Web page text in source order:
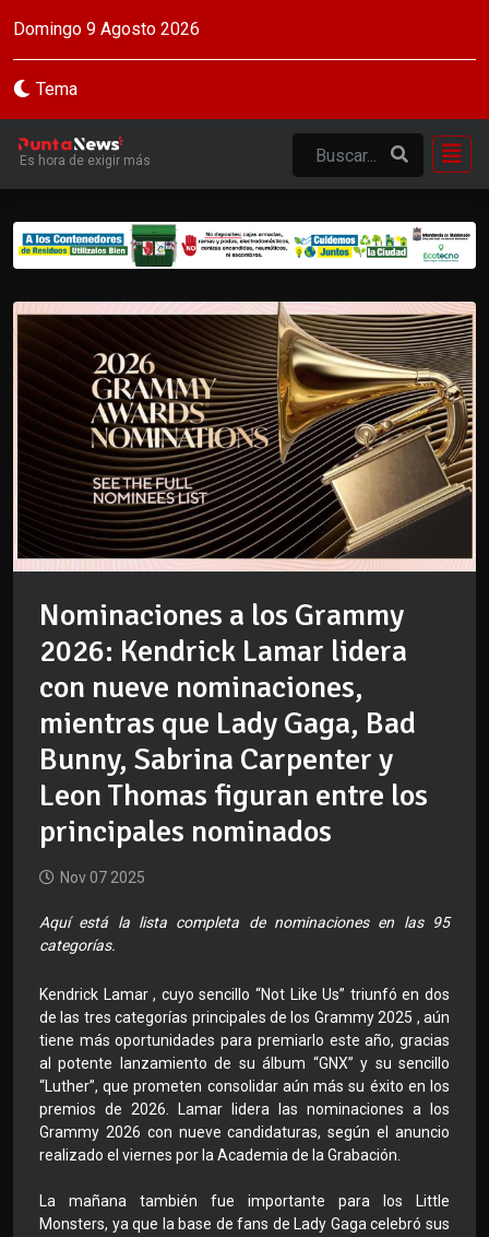
Domingo 9 Agosto 2026
Tema
Es hora de exigir más
Nominaciones a los Grammy
2026: Kendrick Lamar lidera
con nueve nominaciones,
mientras que Lady Gaga, Bad
Bunny, Sabrina Carpenter y
Leon Thomas figuran entre los
principales nominados
Nov 07 2025
Aquí está la lista completa de nominaciones en las 95
categorías.
Kendrick Lamar , cuyo sencillo “Not Like Us” triunfó en dos
de las tres categorías principales de los Grammy 2025 , aún
tiene más oportunidades para premiarlo este año, gracias
al potente lanzamiento de su álbum “GNX” y su sencillo
“Luther”, que prometen consolidar aún más su éxito en los
premios de 2026. Lamar lidera las nominaciones a los
Grammy 2026 con nueve candidaturas, según el anuncio
realizado el viernes por la Academia de la Grabación.
La mañana también fue importante para los Little
Monsters, ya que la base de fans de Lady Gaga celebró sus